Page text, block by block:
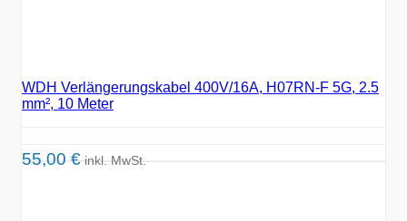
WDH Verlängerungskabel 400V/16A, H07RN-F 5G, 2.5
mm², 10 Meter
55,00 € inkl. MwSt.